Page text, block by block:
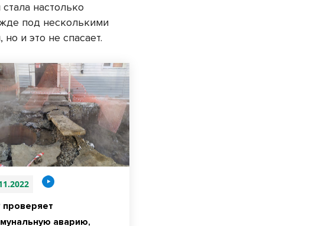
настолько
под несколькими
и это не спасает.
проверяет
аварию,